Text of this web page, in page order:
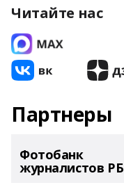
Читайте нас
Партнеры
Фотобанк
журналистов РБ